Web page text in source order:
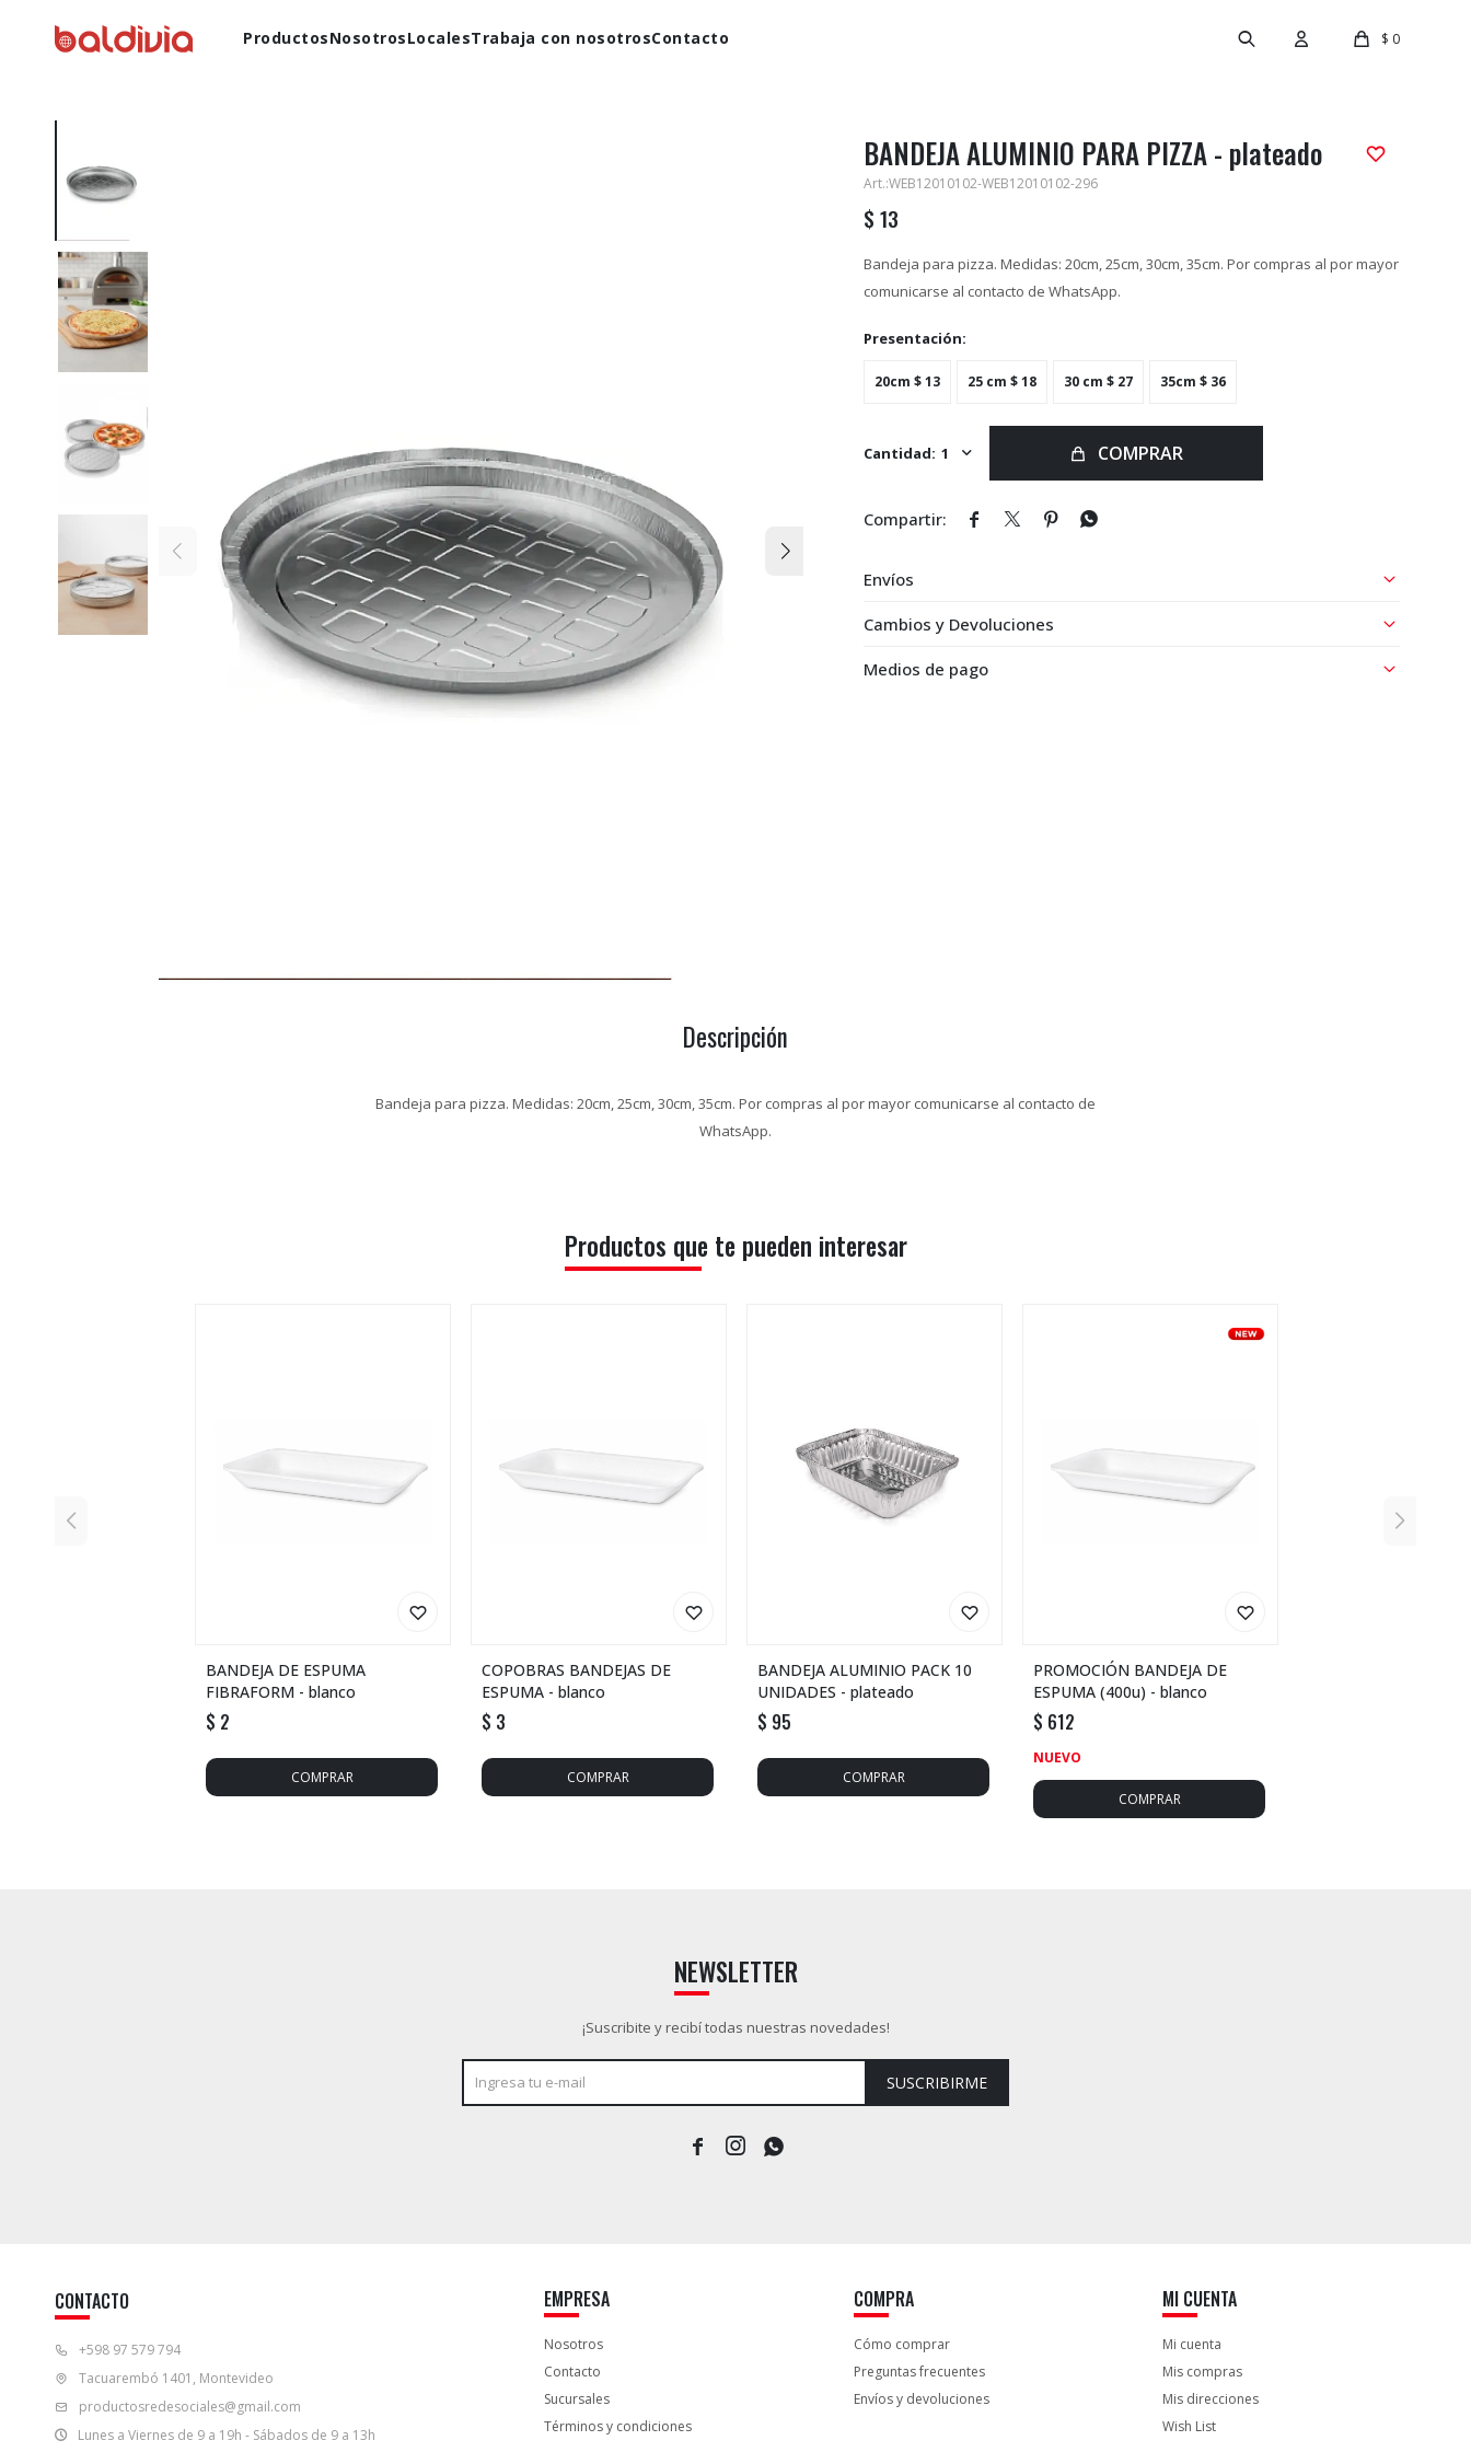
ProductosNosotrosLocalesTrabaja con nosotrosContacto $ 0
BANDEJA ALUMINIO PARA PIZZA - plateado
WEB12010102-WEB12010102-296
$ 13
Bandeja para pizza. Medidas: 20cm, 25cm, 30cm, 35cm. Por compras al por mayor
comunicarse al contacto de WhatsApp.
Presentación:
20cm$13 25 cm$18 30 cm$ 27 35cm$ 36
1 COMPRAR
   
Envíos
Cambios y Devoluciones
Medios de pago
Descripción
Bandeja para pizza. Medidas: 20cm, 25cm, 30cm, 35cm. Por compras al por mayor comunicarse al contacto de
WhatsApp.
Productos que te pueden interesar
BANDEJA DE ESPUMA
FIBRAFORM - blanco
$ 2
COPOBRAS BANDEJAS DE
ESPUMA - blanco
$ 3
BANDEJA ALUMINIO PACK 10
UNIDADES - plateado
$ 95
PROMOCIÓN BANDEJA DE
ESPUMA (400u) - blanco
$ 612
NUEVO
CONTACTO
+598 97 579 794
Tacuarembó 1401, Montevideo
productosredesociales@gmail.com
Lunes a Viernes de 9 a 19h - Sábados de 9 a 13h
EMPRESA
Nosotros
Contacto
Sucursales
Términos y condiciones
COMPRA
Cómo comprar
Preguntas frecuentes
Envíos y devoluciones
MI CUENTA
Mi cuenta
Mis compras
Mis direcciones
Wish List
NEWSLETTER
¡Suscribite y recibí todas nuestras novedades!
SUSCRIBIRME
  